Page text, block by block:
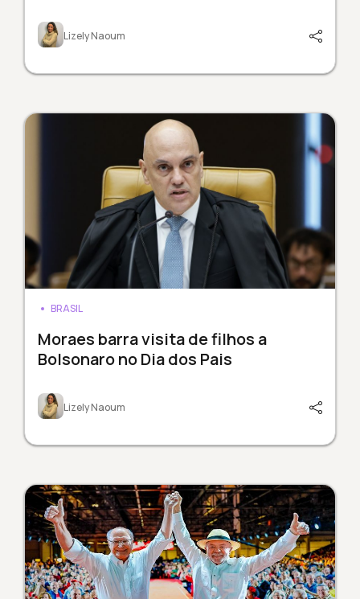
Lizely Naoum
BRASIL
Moraes barra visita de filhos a
Bolsonaro no Dia dos Pais
Lizely Naoum